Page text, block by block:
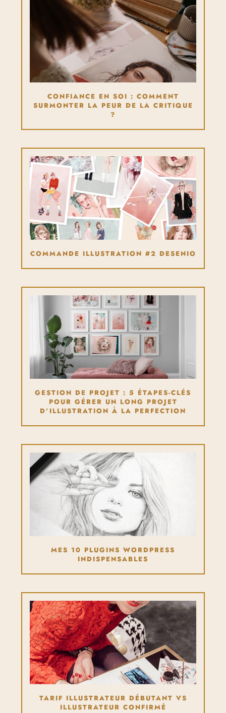
CONFIANCE EN SOI : COMMENT
SURMONTER LA PEUR DE LA CRITIQUE
?
COMMANDE ILLUSTRATION #2 DESENIO
GESTION DE PROJET : 5 ÉTAPES-CLÉS
POUR GÉRER UN LONG PROJET
D’ILLUSTRATION À LA PERFECTION
MES 10 PLUGINS WORDPRESS
INDISPENSABLES
TARIF ILLUSTRATEUR DÉBUTANT VS
ILLUSTRATEUR CONFIRMÉ